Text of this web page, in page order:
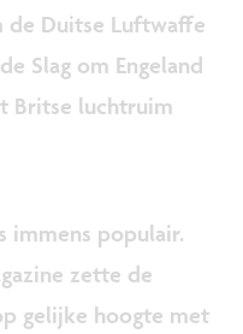
Duitse Luftwaffe
Slag om Engeland
Britse luchtruim
immens populair.
zette de
gelijke hoogte met